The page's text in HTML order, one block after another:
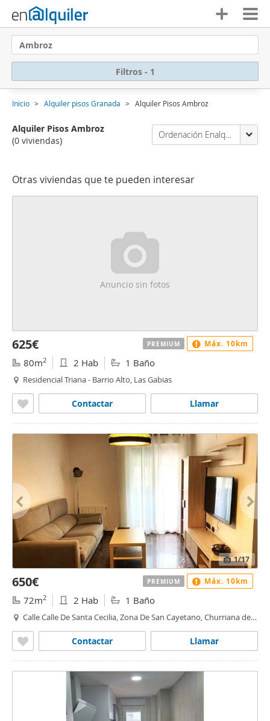
Ambroz
Filtros - 1
Inicio Alquiler pisos Granada Alquiler Pisos Ambroz
Alquiler Pisos Ambroz
(0 viviendas)
Ordenación Enalquiler
Otras viviendas que te pueden interesar
Anuncio sin fotos
625€
80m2 2 Hab 1 Baño
Residencial Triana - Barrio Alto, Las Gabias
Llamar
Contactar
PREMIUM Máx. 10km
1/17
650€
72m2 2 Hab 1 Baño
Calle Calle De Santa Cecilia, Zona De San Cayetano, Churriana de
Llamar
Contactar
PREMIUM Máx. 10km